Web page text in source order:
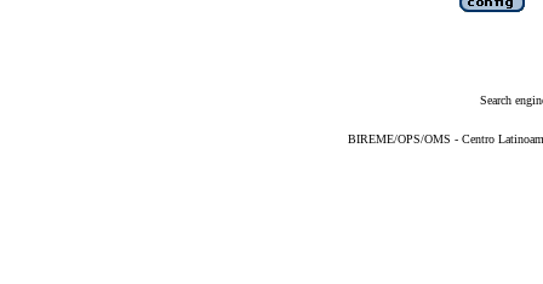
Search
BIREME/OPS/OMS - Centro